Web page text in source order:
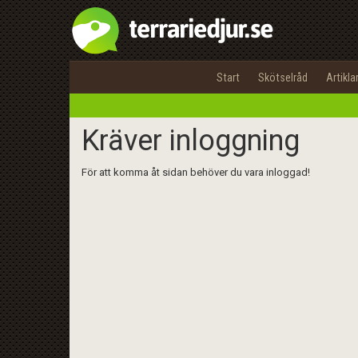
Start Skötselråd Artiklar
Kräver inloggning
För att komma åt sidan behöver du vara inloggad!